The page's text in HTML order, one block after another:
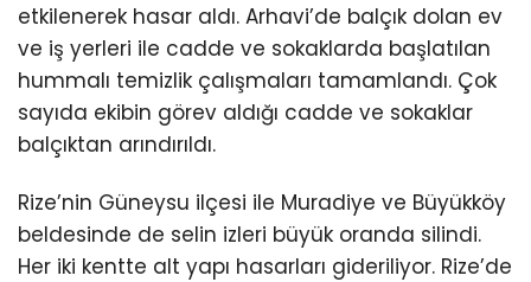
etkilenerek hasar aldı. Arhavi’de balçık dolan ev
ve iş yerleri ile cadde ve sokaklarda başlatılan
hummalı temizlik çalışmaları tamamlandı. Çok
sayıda ekibin görev aldığı cadde ve sokaklar
balçıktan arındırıldı.
Rize’nin Güneysu ilçesi ile Muradiye ve Büyükköy
beldesinde de selin izleri büyük oranda silindi.
Her iki kentte alt yapı hasarları gideriliyor. Rize’de